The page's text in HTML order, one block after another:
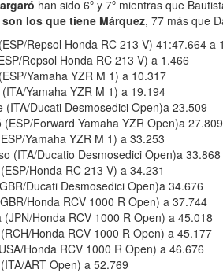
han sido 6º y 7º mientras que
los que tiene Márquez, 77 más que
Repsol Honda RC 213 V) 41:47.664 a
Repsol Honda RC 213 V) a 1.466
Yamaha YZR M 1) a 10.317
Yamaha YZR M 1) a 19.194
(ITA/Ducati Desmosedici Open)a 23.509
(ESP/Forward Yamaha YZR Open)a 27.809
Yamaha YZR M 1) a 33.253
(ITA/Ducatio Desmosedici Open)a 33.868
Honda RC 213 V) a 34.231
Ducati Desmosedici Open)a 34.676
Honda RCV 1000 R Open) a 37.744
(JPN/Honda RCV 1000 R Open) a 45.018
Honda RCV 1000 R Open) a 45.177
Honda RCV 1000 R Open) a 46.676
ART Open) a 52.769